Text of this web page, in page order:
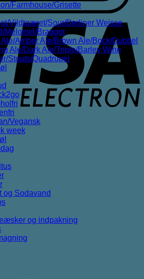
Farmhouse/Grisette
Vildtgæret/Sour/Berliner Weisse
Melomel/Braggot
Ale/Amber Ale/Brown Ale/Bock/Dubbel
Ale/Dark Ale/Triple/Barley Wine
Stouts/Quadrupel
Vegansk
week
og Sodavand
og indpakning